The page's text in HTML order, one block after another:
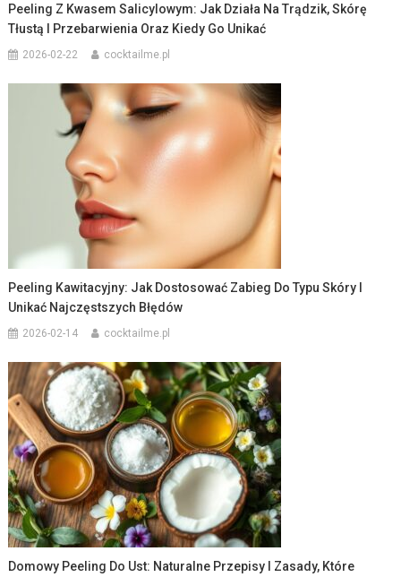
Peeling Z Kwasem Salicylowym: Jak Działa Na Trądzik, Skórę
Tłustą I Przebarwienia Oraz Kiedy Go Unikać
2026-02-22 cocktailme.pl
Peeling Kawitacyjny: Jak Dostosować Zabieg Do Typu Skóry I
Unikać Najczęstszych Błędów
2026-02-14 cocktailme.pl
Domowy Peeling Do Ust: Naturalne Przepisy I Zasady, Które